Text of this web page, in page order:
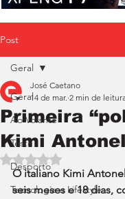
Post
Geral
Ao Volante
Teste
Desporto
Tecnologia e Lifestyle
Geral
Primeira
Kimi
José Caetano
14 de mar. 2 min de
Avaliado com NaN de
O italiano Kimi
seis meses e 18 dias,